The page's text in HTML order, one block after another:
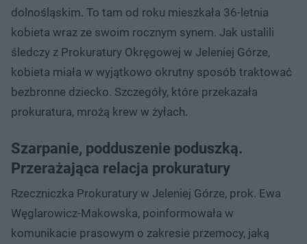
dolnośląskim. To tam od roku mieszkała 36-letnia
kobieta wraz ze swoim rocznym synem. Jak ustalili
śledczy z Prokuratury Okręgowej w Jeleniej Górze,
kobieta miała w wyjątkowo okrutny sposób traktować
bezbronne dziecko. Szczegóły, które przekazała
prokuratura, mrożą krew w żyłach.
Szarpanie, podduszenie poduszką.
Przerażająca relacja prokuratury
Rzeczniczka Prokuratury w Jeleniej Górze, prok. Ewa
Węglarowicz-Makowska, poinformowała w
komunikacie prasowym o zakresie przemocy, jaką